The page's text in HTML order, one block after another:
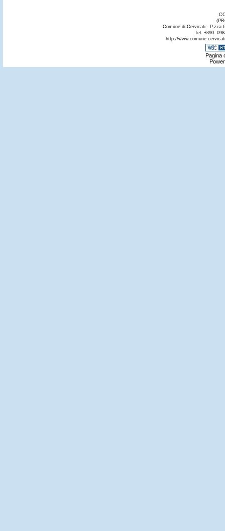
Comune di Cervicati - P.zza
Tel. +390
http://
Pagina